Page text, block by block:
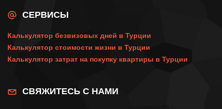
СЕРВИСЫ
Калькулятор безвизовых дней в Турции
Калькулятор стоимости жизни в Турции
Калькулятор затрат на покупку квартиры в Турции
СВЯЖИТЕСЬ С НАМИ